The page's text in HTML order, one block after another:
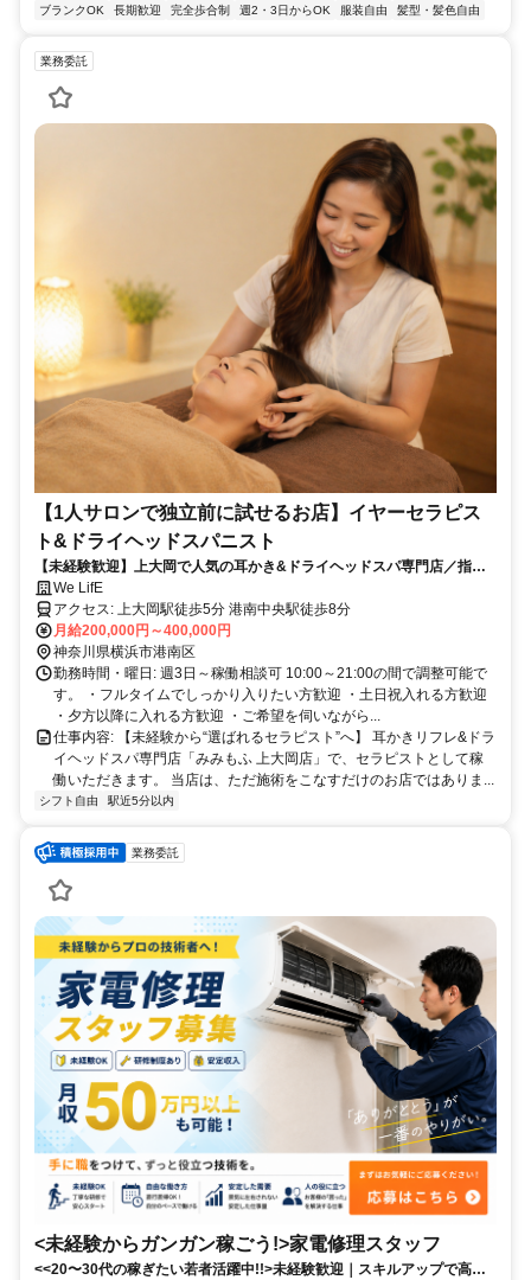
ブランクOK
長期歓迎 完全歩合制 週2・3日からOK 服装自由 髪型・髪色自由
業務委託
【1人サロンで独立前に試せるお店】イヤーセラピス
ト&ドライヘッドスパニスト
【未経験歓迎】上大岡で人気の耳かき&ドライヘッドスパ専門店／指名
料全額バック◎週3日～相談可
We LifE
アクセス: 上大岡駅徒歩5分 港南中央駅徒歩8分
月給200,000円～400,000円
神奈川県横浜市港南区
勤務時間・曜日: 週3日～稼働相談可 10:00～21:00の間で調整可能で
す。 ・フルタイムでしっかり入りたい方歓迎 ・土日祝入れる方歓迎
・夕方以降に入れる方歓迎 ・ご希望を伺いながら...
仕事内容: 【未経験から“選ばれるセラピスト”へ】 耳かきリフレ&ドラ
イヘッドスパ専門店「みみもふ 上大岡店」で、セラピストとして稼
働いただきます。 当店は、ただ施術をこなすだけのお店ではありま...
シフト自由 駅近5分以内
業務委託
<未経験からガンガン稼ごう!>家電修理スタッフ
<<20〜30代の稼ぎたい若者活躍中!!>未経験歓迎｜スキルアップで高収